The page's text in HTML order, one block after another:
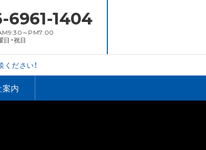
6961-1404
～PM7:00
・祝日
ださい！
内